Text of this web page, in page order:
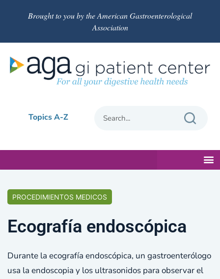
Brought to you by the American Gastroenterological
Association
Topics A-Z
PROCEDIMIENTOS MEDICOS
Ecografía endoscópica
Durante la ecografía endoscópica, un gastroenterólogo
usa la endoscopia y los ultrasonidos para observar el